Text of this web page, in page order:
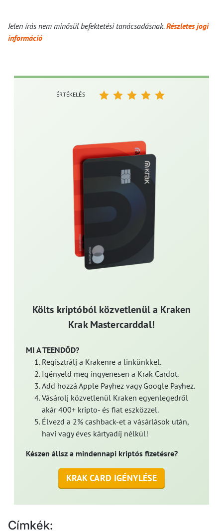
Jelen írás nem minősül befektetési tanácsadásnak.Részletes jogi
információ
Költs kriptóból közvetlenül a Kraken
Krak Mastercarddal!
MI A TEENDŐD?
Regisztrálj a Krakenre a linkünkkel.
Igényeld meg ingyenesen a Krak Cardot.
Add hozzá Apple Payhez vagy Google Payhez.
Vásárolj közvetlenül Kraken egyenlegedről
akár 400+ kripto- és fiat eszközzel.
Élvezd a 2% cashback-et a vásárlások után,
havi vagy éves kártyadíj nélkül!
Készen állsz a mindennapi kriptós fizetésre?
KRAK CARD IGÉNYLÉSE
ÉRTÉKELÉS
Címkék: